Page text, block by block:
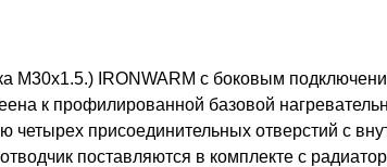
М30х1.5.) IRONWARM с боковым
к профилированной базовой
четырех присоединительных отверстий с
поставляются в комплекте с